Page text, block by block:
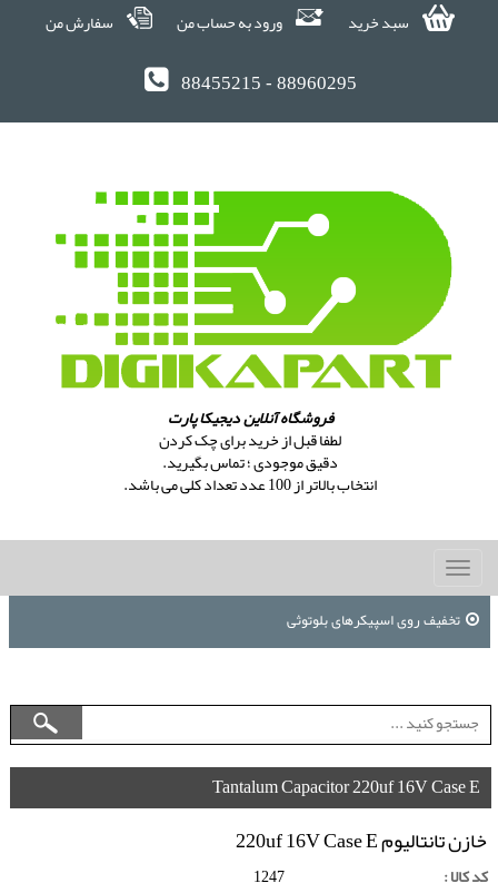
سبد خرید ورود به حساب من سفارش من
88455215 - 88960295
فروشگاه آنلاین دیجیکا پارت
لطفا قبل از خرید برای چک کردن
دقیق موجودی ؛ تماس بگیرید.
انتخاب بالاتر از 100 عدد تعداد کلی می باشد.
Toggle
navigation
تخفیف روی اسپیکرهای بلوتوثی
Tantalum Capacitor 220uf 16V Case E
خازن تانتالیوم 220uf 16V Case E
کد کالا :
1247